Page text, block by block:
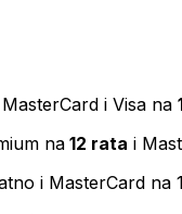
i Visa na
na 12 rata i
i MasterCard na